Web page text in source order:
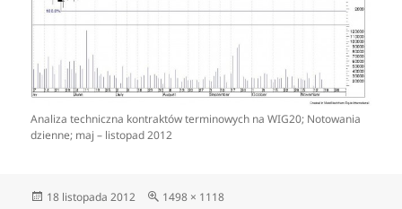
Analiza techniczna kontraktów terminowych na WIG20; Notowania
dzienne; maj – listopad 2012
Data
18 listopada 2012
Pełny
1498 × 1118